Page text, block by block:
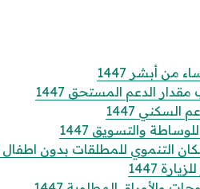
أبشر 1447
الدعم المستحق 1447
1447
والتسويق 1447
للمطلقات بدون اطفال 1447
1447